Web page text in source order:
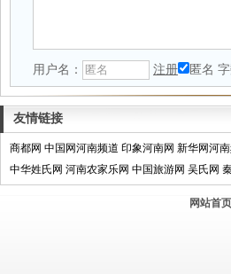
用户名： 注册 匿名 字
友情链接
商都网 中国网河南频道 印象河南网 新华网河
中华姓氏网 河南农家乐网 中国旅游网 吴氏网
网站首页